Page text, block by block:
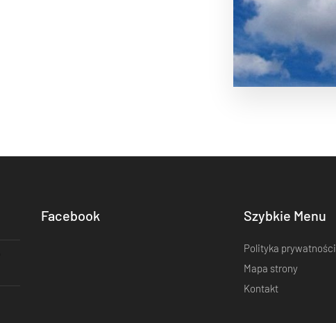
Facebook Szybkie Menu
Polityka prywatności
Mapa strony
Kontakt